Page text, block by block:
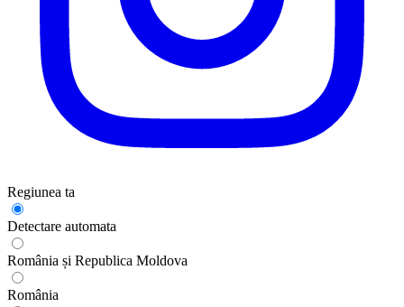
Regiunea ta
Detectare automata
România și Republica Moldova
România